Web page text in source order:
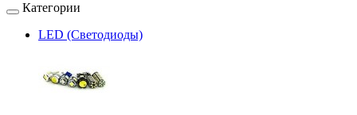
Категории
LED (Светодиоды)